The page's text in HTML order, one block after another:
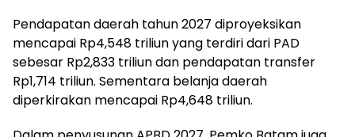
Pendapatan daerah tahun 2027 diproyeksikan
mencapai Rp4,548 triliun yang terdiri dari PAD
sebesar Rp2,833 triliun dan pendapatan transfer
Rp1,714 triliun. Sementara belanja daerah
diperkirakan mencapai Rp4,648 triliun.